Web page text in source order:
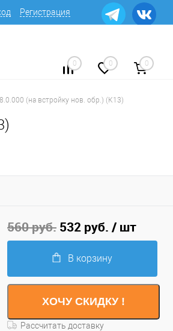
Регистрация
0 0 0
(на встройку нов. обр.) (К13)
560 руб. 532 руб. / шт
В корзину
ХОЧУ СКИДКУ !
Рассчитать доставку